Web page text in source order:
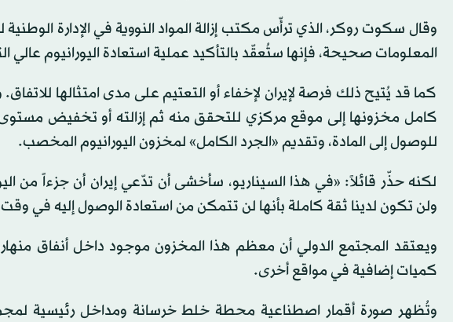
المعلومات صحيحة، فإنها ستُعقّد بالتأكيد عملية استعادة اليورانيوم
كما قد يُتيح ذلك فرصة لإيران لإخفاء أو التعتيم على مدى امتثالها
كامل مخزونها إلى موقع مركزي للتحقق منه ثم إزالته أو تخفيض
للوصول إلى المادة، وتقديم «الجرد الكامل» لمخزون اليورانيوم المخصب.
لكنه حذّر قائلاً: «في هذا السيناريو، سأخشى أن تدّعي إيران أن جزءاً من
ولن تكون لدينا ثقة كاملة بأنها لن تتمكن من استعادة الوصول إليه في
ويعتقد المجتمع الدولي أن معظم هذا المخزون موجود داخل أنفاق
كميات إضافية في مواقع أخرى.
وتُظهر صورة أقمار اصطناعية محطة خلط خرسانة ومداخل رئيسية